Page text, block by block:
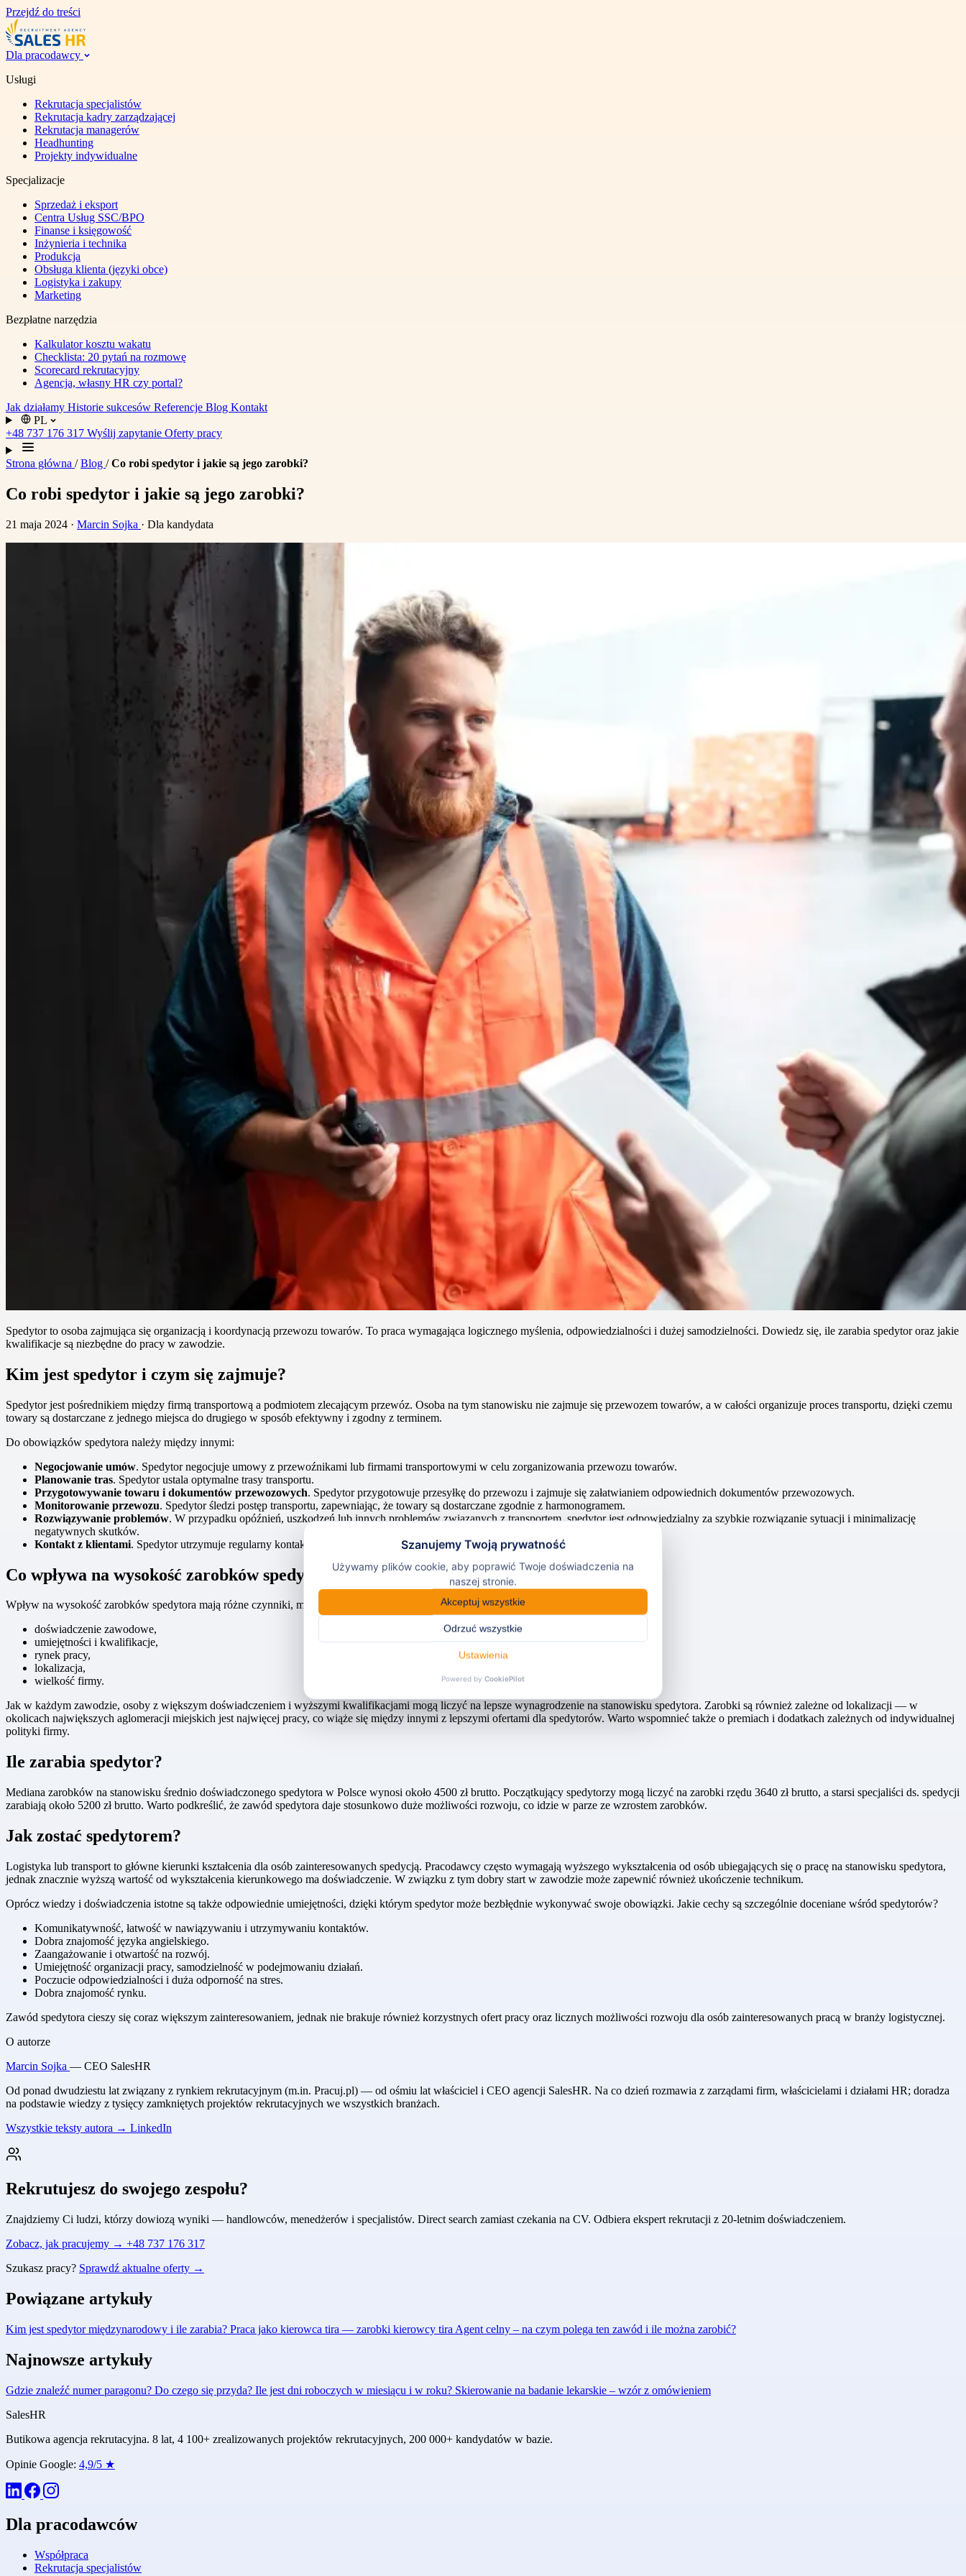
Przejdź do treści
Dla pracodawcy
Usługi
Rekrutacja specjalistów
Rekrutacja kadry zarządzającej
Rekrutacja managerów
Headhunting
Projekty indywidualne
Specjalizacje
Sprzedaż i eksport
Centra Usług SSC/BPO
Finanse i księgowość
Inżynieria i technika
Produkcja
Obsługa klienta (języki obce)
Logistyka i zakupy
Marketing
Bezpłatne narzędzia
Kalkulator kosztu wakatu
Checklista: 20 pytań na rozmowę
Scorecard rekrutacyjny
Agencja, własny HR czy portal?
Jak działamy Historie sukcesów Referencje Blog Kontakt
PL
+48 737 176 317 Wyślij zapytanie Oferty pracy
Strona główna /Blog /Co robi spedytor i jakie są jego zarobki?
Co robi spedytor i jakie są jego zarobki?
21 maja 2024 · Marcin Sojka · Dla kandydata
Spedytor to osoba zajmująca się organizacją i koordynacją przewozu towarów. To praca wymagająca logicznego myślenia, odpowiedzialności i dużej samodzielności. Dowiedz się, ile zarabia spedytor oraz jakie
kwalifikacje są niezbędne do pracy w zawodzie.
Kim jest spedytor i czym się zajmuje?
Spedytor jest pośrednikiem między firmą transportową a podmiotem zlecającym przewóz. Osoba na tym stanowisku nie zajmuje się przewozem towarów, a w całości organizuje proces transportu, dzięki czemu
towary są dostarczane z jednego miejsca do drugiego w sposób efektywny i zgodny z terminem.
Do obowiązków spedytora należy między innymi:
Negocjowanie umów. Spedytor negocjuje umowy z przewoźnikami lub firmami transportowymi w celu zorganizowania przewozu towarów.
Planowanie tras. Spedytor ustala optymalne trasy transportu.
Przygotowywanie towaru i dokumentów przewozowych. Spedytor przygotowuje przesyłkę do przewozu i zajmuje się załatwianiem odpowiednich dokumentów przewozowych.
Monitorowanie przewozu. Spedytor śledzi postęp transportu, zapewniając, że towary są dostarczane zgodnie z harmonogramem.
Rozwiązywanie problemów. W przypadku opóźnień, uszkodzeń lub innych problemów związanych z transportem, spedytor jest odpowiedzialny za szybkie rozwiązanie sytuacji i minimalizację
negatywnych skutków.
Kontakt z klientami. Spedytor utrzymuje regularny kontakt z klientami — informuje o postępie przewozu oraz odpowiada na pytania.
Co wpływa na wysokość zarobków spedytora?
Wpływ na wysokość zarobków spedytora mają różne czynniki, między innymi:
doświadczenie zawodowe,
umiejętności i kwalifikacje,
rynek pracy,
lokalizacja,
wielkość firmy.
Jak w każdym zawodzie, osoby z większym doświadczeniem i wyższymi kwalifikacjami mogą liczyć na lepsze wynagrodzenie na stanowisku spedytora. Zarobki są również zależne od lokalizacji — w
okolicach największych aglomeracji miejskich jest najwięcej pracy, co wiąże się między innymi z lepszymi ofertami dla spedytorów. Warto wspomnieć także o premiach i dodatkach zależnych od indywidualnej
polityki firmy.
Ile zarabia spedytor?
Mediana zarobków na stanowisku średnio doświadczonego spedytora w Polsce wynosi około 4500 zł brutto. Początkujący spedytorzy mogą liczyć na zarobki rzędu 3640 zł brutto, a starsi specjaliści ds. spedycji
zarabiają około 5200 zł brutto. Warto podkreślić, że zawód spedytora daje stosunkowo duże możliwości rozwoju, co idzie w parze ze wzrostem zarobków.
Jak zostać spedytorem?
Logistyka lub transport to główne kierunki kształcenia dla osób zainteresowanych spedycją. Pracodawcy często wymagają wyższego wykształcenia od osób ubiegających się o pracę na stanowisku spedytora,
jednak znacznie wyższą wartość od wykształcenia kierunkowego ma doświadczenie. W związku z tym dobry start w zawodzie może zapewnić również ukończenie technikum.
Oprócz wiedzy i doświadczenia istotne są także odpowiednie umiejętności, dzięki którym spedytor może bezbłędnie wykonywać swoje obowiązki. Jakie cechy są szczególnie doceniane wśród spedytorów?
Komunikatywność, łatwość w nawiązywaniu i utrzymywaniu kontaktów.
Dobra znajomość języka angielskiego.
Zaangażowanie i otwartość na rozwój.
Umiejętność organizacji pracy, samodzielność w podejmowaniu działań.
Poczucie odpowiedzialności i duża odporność na stres.
Dobra znajomość rynku.
Zawód spedytora cieszy się coraz większym zainteresowaniem, jednak nie brakuje również korzystnych ofert pracy oraz licznych możliwości rozwoju dla osób zainteresowanych pracą w branży logistycznej.
O autorze
Marcin Sojka — CEO SalesHR
Od ponad dwudziestu lat związany z rynkiem rekrutacyjnym (m.in. Pracuj.pl) — od ośmiu lat właściciel i CEO agencji SalesHR. Na co dzień rozmawia z zarządami firm, właścicielami i działami HR; doradza
na podstawie wiedzy z tysięcy zamkniętych projektów rekrutacyjnych we wszystkich branżach.
Wszystkie teksty autora → LinkedIn
Rekrutujesz do swojego zespołu?
Znajdziemy Ci ludzi, którzy dowiozą wyniki — handlowców, menedżerów i specjalistów. Direct search zamiast czekania na CV. Odbiera ekspert rekrutacji z 20-letnim doświadczeniem.
Zobacz, jak pracujemy → +48 737 176 317
Szukasz pracy? Sprawdź aktualne oferty →
Powiązane artykuły
Kim jest spedytor międzynarodowy i ile zarabia? Praca jako kierowca tira — zarobki kierowcy tira Agent celny – na czym polega ten zawód i ile można zarobić?
Najnowsze artykuły
Gdzie znaleźć numer paragonu? Do czego się przyda? Ile jest dni roboczych w miesiącu i w roku? Skierowanie na badanie lekarskie – wzór z omówieniem
SalesHR
Butikowa agencja rekrutacyjna. 8 lat, 4 100+ zrealizowanych projektów rekrutacyjnych, 200 000+ kandydatów w bazie.
Opinie Google: 4,9/5 ★
Dla pracodawców
Współpraca
Rekrutacja specjalistów